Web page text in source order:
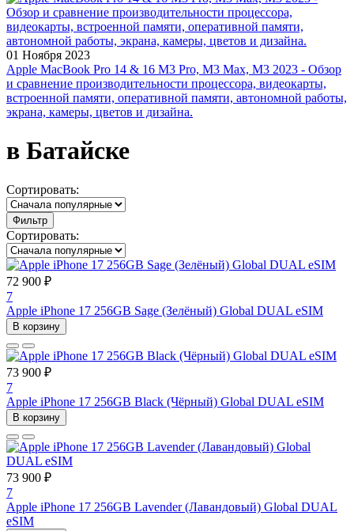
01 Ноября 2023
Apple MacBook Pro 14 & 16 M3 Pro, M3 Max, M3 2023 - Обзор
и сравнение производительности процессора, видеокарты,
встроенной памяти, оперативной памяти, автономной работы,
экрана, камеры, цветов и дизайна.
в Батайске
Сортировать:
Фильтр
Сортировать:
72 900 ₽
7
Apple iPhone 17 256GB Sage (Зелёный) Global DUAL eSIM
В корзину
73 900 ₽
7
Apple iPhone 17 256GB Black (Чёрный) Global DUAL eSIM
В корзину
73 900 ₽
7
Apple iPhone 17 256GB Lavender (Лавандовый) Global DUAL
eSIM